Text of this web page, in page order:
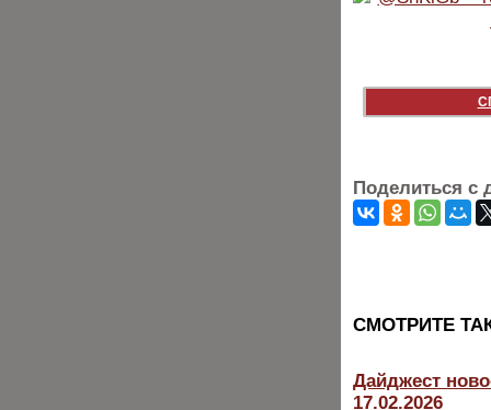
Поделиться с
CМОТРИТЕ
Дайджест
17.02.2026